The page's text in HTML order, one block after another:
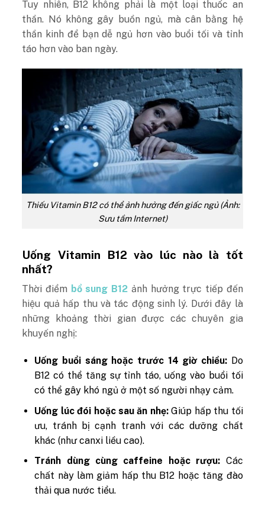
Tuy nhiên, B12 không phải là một loại thuốc an
thần. Nó không gây buồn ngủ, mà cân bằng hệ
thần kinh để bạn dễ ngủ hơn vào buổi tối và tỉnh
táo hơn vào ban ngày.
Thiếu Vitamin B12 có thể ảnh hưởng đến giấc ngủ (Ảnh:
Sưu tầm Internet)
Uống Vitamin B12 vào lúc nào là tốt
nhất?
Thời điểm bổ sung B12 ảnh hưởng trực tiếp đến
hiệu quả hấp thu và tác động sinh lý. Dưới đây là
những khoảng thời gian được các chuyên gia
khuyến nghị:
Uống buổi sáng hoặc trước 14 giờ chiều:Do
B12 có thể tăng sự tỉnh táo, uống vào buổi tối
có thể gây khó ngủ ở một số người nhạy cảm.
Uống lúc đói hoặc sau ăn nhẹ:Giúp hấp thu tối
ưu, tránh bị cạnh tranh với các dưỡng chất
khác (như canxi liều cao).
Tránh dùng cùng caffeine hoặc rượu: Các
chất này làm giảm hấp thu B12 hoặc tăng đào
thải qua nước tiểu.